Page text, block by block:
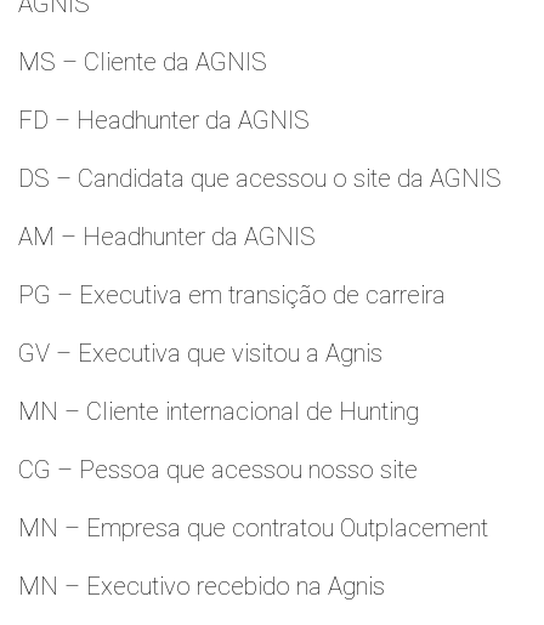
MS – Cliente da AGNIS
FD – Headhunter da AGNIS
DS – Candidata que acessou o site da AGNIS
AM – Headhunter da AGNIS
PG – Executiva em transição de carreira
GV – Executiva que visitou a Agnis
MN – Cliente internacional de Hunting
CG – Pessoa que acessou nosso site
MN – Empresa que contratou Outplacement
MN – Executivo recebido na Agnis